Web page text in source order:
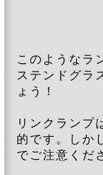
このようなラ
ステンドグラ
ょう！
リンクランプ
的です。しか
でご注意く